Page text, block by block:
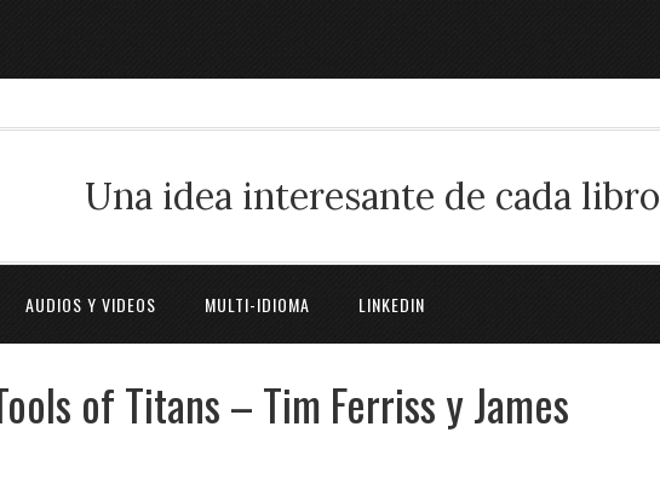
Una idea interesante de cada libro
AUDIOS Y VIDEOS MULTI-IDIOMA LINKEDIN
of Titans – Tim Ferriss y James